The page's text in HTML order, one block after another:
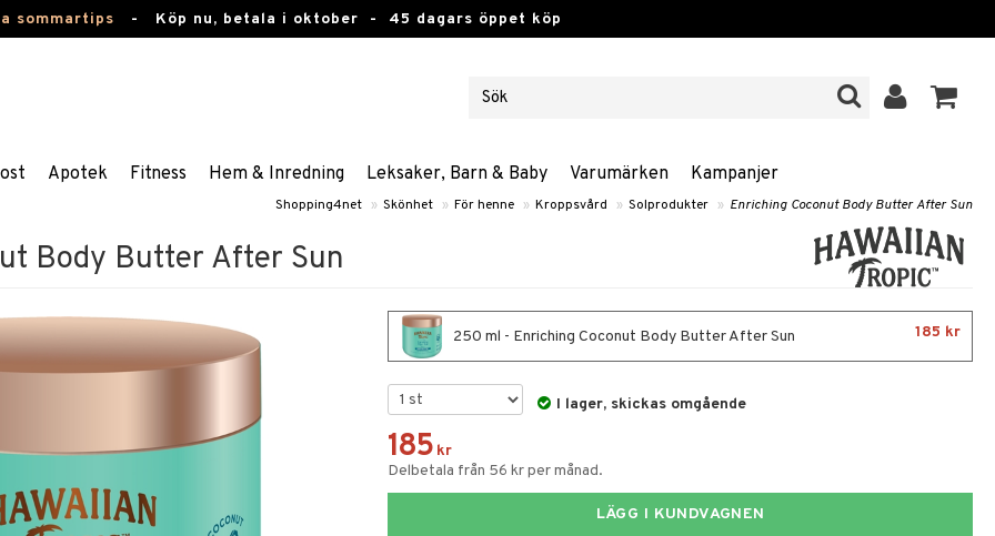
sommartips - Köp nu, betala i oktober - 45 dagars öppet köp
Apotek Fitness Hem & Inredning Leksaker, Barn & Baby Varumärken Kampanjer
Shopping4net » Skönhet » För henne » Kroppsvård » Solprodukter » Enriching Coconut Body Butter After Sun
Body Butter After Sun
250 ml - Enriching Coconut Body Butter After Sun 185 kr
I lager, skickas omgående
185 kr
Delbetala från 56 kr per månad.
LÄGG I KUNDVAGNEN